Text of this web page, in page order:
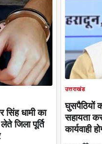
सिंह धामी का
लेते जिला पूर्ति
उत्तराखंड
घुसपैठियों
सहायता
कार्यवाही